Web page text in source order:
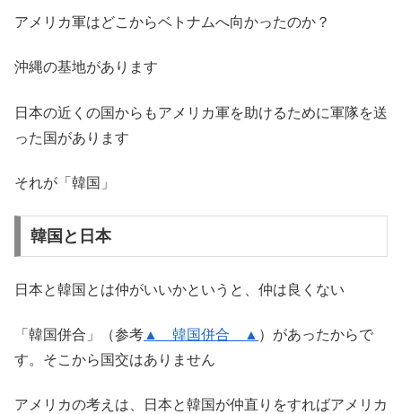
アメリカ軍はどこからベトナムへ向かったのか？
沖縄の基地があります
日本の近くの国からもアメリカ軍を助けるために軍隊を送
った国があります
それが「韓国」
韓国と日本
日本と韓国とは仲がいいかというと、仲は良くない
「韓国併合」（参考 ▲ 韓国併合 ▲ ）があったからで
す。そこから国交はありません
アメリカの考えは、日本と韓国が仲直りをすればアメリカ